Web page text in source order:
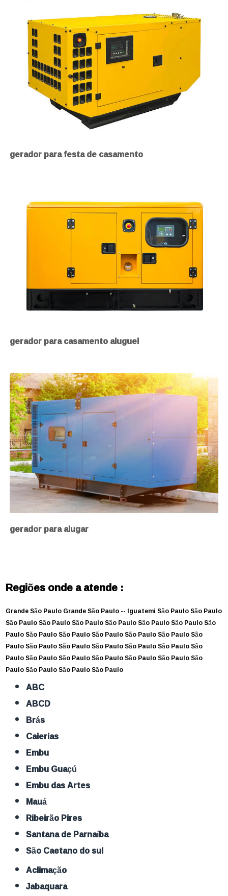
gerador para festa de casamento
gerador para casamento aluguel
gerador para alugar
Regiões onde a atende :
Grande São PauloGrande São Paulo -- IguatemiSão PauloSão Paulo
São PauloSão PauloSão PauloSão PauloSão PauloSão PauloSão
PauloSão PauloSão PauloSão PauloSão PauloSão PauloSão
PauloSão PauloSão PauloSão PauloSão PauloSão PauloSão
PauloSão PauloSão PauloSão PauloSão PauloSão PauloSão
PauloSão PauloSão PauloSão Paulo
ABC
ABCD
Brás
Caierias
Embu
Embu Guaçú
Embu das Artes
Mauá
Ribeirão Pires
Santana de Parnaíba
São Caetano do sul
Aclimação
Jabaquara